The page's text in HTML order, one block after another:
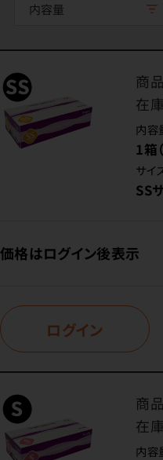
内容量
商
在庫
内容
1箱
サイ
SS
価格はログイン後表示
ログイン
商
在庫
内容